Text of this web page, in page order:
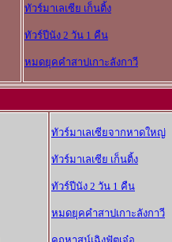
ทัวร์มาเลเซีย เก็นติ้ง
ทัวร์ปีนัง 2 วัน 1 คืน
หมดยุคคำสาปเกาะลังกาวี
ทัวร์มาเลเซียจากหาดใหญ่
ทัวร์มาเลเซีย เก็นติ้ง
ทัวร์ปีนัง 2 วัน 1 คืน
หมดยุคคำสาปเกาะลังกาวี